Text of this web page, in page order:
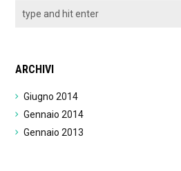
ARCHIVI
Giugno 2014
Gennaio 2014
Gennaio 2013